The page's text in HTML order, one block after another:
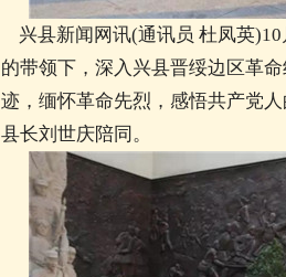
兴县新闻网讯(通讯员 杜凤英
的带领下，深入兴县晋绥边区革
迹，缅怀革命先烈，感悟共产党
县长刘世庆陪同。